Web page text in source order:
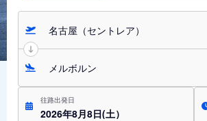
名古屋（セントレア）
メルボルン
往路出発日
2026年8月8日(土）